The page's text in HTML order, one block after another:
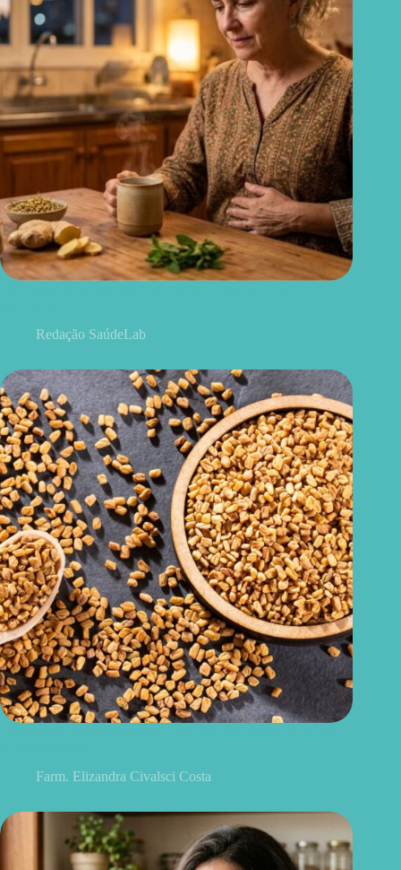
Redação SaúdeLab
Farm. Elizandra Civalsci Costa